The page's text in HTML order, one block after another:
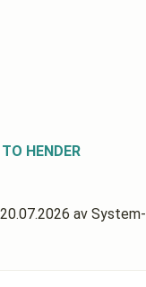
HENDER
20.07.2026 av System-